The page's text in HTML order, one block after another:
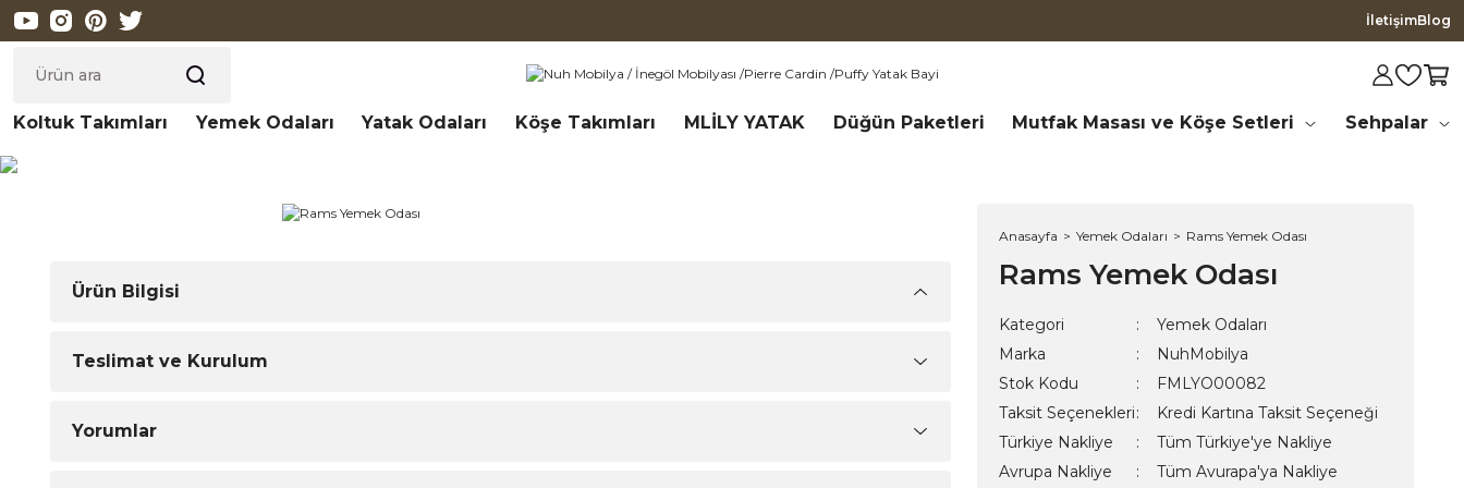
İletişimBlog
Koltuk Takımları Yemek Odaları Yatak Odaları Köşe Takımları MLİLY YATAK Düğün Paketleri Mutfak Masası ve Köşe Setleri Sehpalar
Ürün Bilgisi
Teslimat ve Kurulum
Yorumlar
Anasayfa Yemek Odaları Rams Yemek Odası
Rams Yemek Odası
Kategori
Yemek Odaları
Marka
NuhMobilya
Stok Kodu
FMLYO00082
Taksit Seçenekleri
Kredi Kartına Taksit Seçeneği
Türkiye Nakliye
Tüm Türkiye'ye Nakliye
Avrupa Nakliye
Tüm Avurapa'ya Nakliye